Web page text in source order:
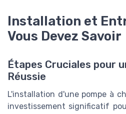
Installation et
Vous Devez Savoir
Étapes Cruciales pour
Réussie
L'installation d'une pompe à
investissement significatif